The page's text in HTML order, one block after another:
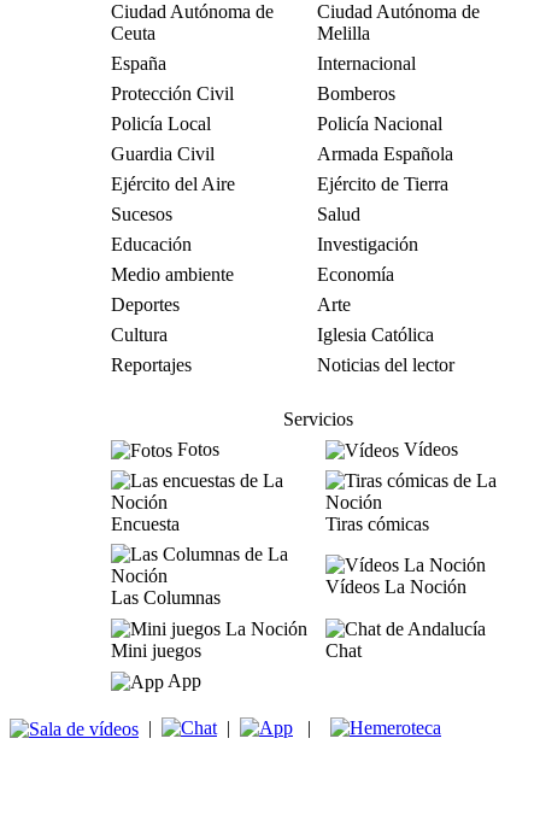
Ciudad Autónoma de
Ceuta
Ciudad Autónoma de
Melilla
España
Internacional
Protección Civil
Bomberos
Policía Local
Policía Nacional
Guardia Civil
Armada Española
Ejército del Aire
Ejército de Tierra
Sucesos
Salud
Educación
Investigación
Medio ambiente
Economía
Deportes
Arte
Cultura
Iglesia Católica
Reportajes
Noticias del lector
Servicios
Fotos
Vídeos
Encuesta Tiras cómicas
Las Columnas
Vídeos La Noción
Mini juegos
Chat
App
| | |